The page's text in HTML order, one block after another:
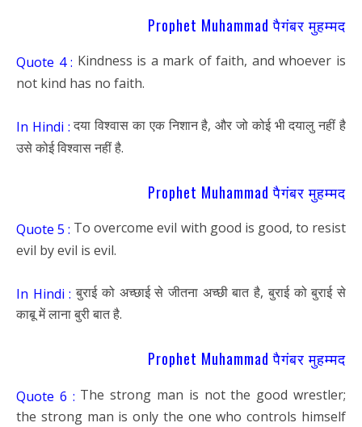
Prophet Muhammad पैगंबर मुहम्मद
Quote 4 : Kindness is a mark of faith, and whoever is
not kind has no faith.
In Hindi :दया विश्वास का एक निशान है, और जो कोई भी दयालु नहीं है
उसे कोई विश्वास नहीं है.
Prophet Muhammad पैगंबर मुहम्मद
Quote 5 : To overcome evil with good is good, to resist
evil by evil is evil.
In Hindi : बुराई को अच्छाई से जीतना अच्छी बात है, बुराई को बुराई से
काबू में लाना बुरी बात है.
Prophet Muhammad पैगंबर मुहम्मद
Quote 6 : The strong man is not the good wrestler;
the strong man is only the one who controls himself